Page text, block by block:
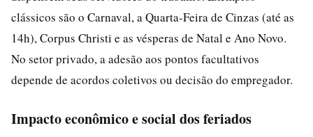
clássicos são o Carnaval, a Quarta-Feira de Cinzas (até as
14h), Corpus Christi e as vésperas de Natal e Ano Novo.
No setor privado, a adesão aos pontos facultativos
depende de acordos coletivos ou decisão do empregador.
Impacto econômico e social dos feriados